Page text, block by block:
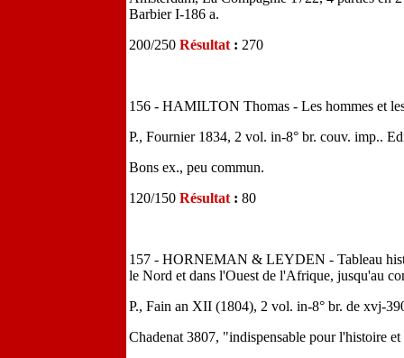
Barbier I-186 a.
200/250 Résultat : 270
156 - HAMILTON Thomas - Les hommes et
P., Fournier 1834, 2 vol. in-8° br. couv. imp..
Bons ex., peu commun.
120/150 Résultat : 80
157 - HORNEMAN & LEYDEN - Tableau
le Nord et dans l'Ouest de l'Afrique, jusqu'au
P., Fain an XII (1804), 2 vol. in-8° br. de xvj-
Chadenat 3807, "indispensable pour l'histoire